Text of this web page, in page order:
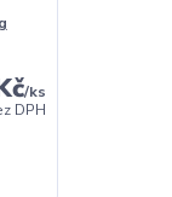
/ks
DPH